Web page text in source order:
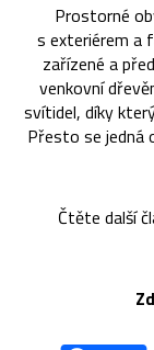
Prostorné
s exteriérem a
zařízené a
venkovní
svítidel, díky
Přesto se jedná
Čtěte další